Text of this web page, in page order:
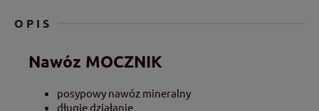
OPIS
Nawóz MOCZNIK
posypowy nawóz mineralny
długie działanie